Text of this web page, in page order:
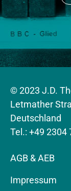
© 2023 J.D.
Letmather
Deutschland
Tel.: +49 2304
AGB & AEB
Impressum